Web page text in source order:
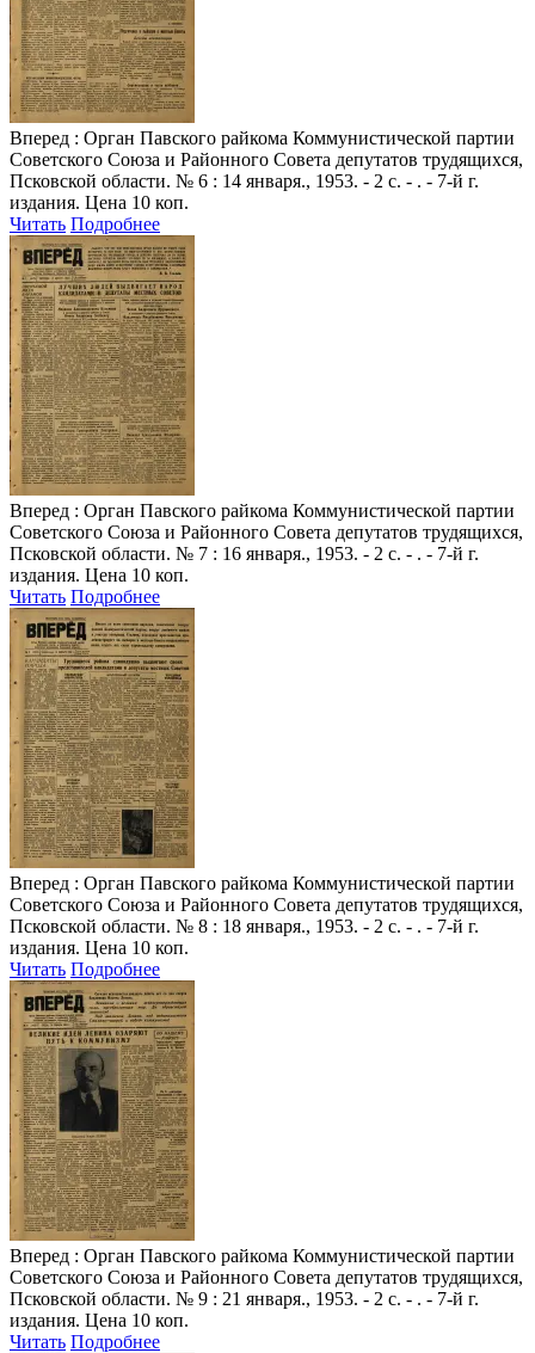
Вперед : Орган Павского райкома Коммунистической партии
Советского Союза и Районного Совета депутатов трудящихся,
Псковской области. № 6 : 14 января., 1953. - 2 с. - . - 7-й г.
издания. Цена 10 коп.
Читать Подробнее
Вперед : Орган Павского райкома Коммунистической партии
Советского Союза и Районного Совета депутатов трудящихся,
Псковской области. № 7 : 16 января., 1953. - 2 с. - . - 7-й г.
издания. Цена 10 коп.
Читать Подробнее
Вперед : Орган Павского райкома Коммунистической партии
Советского Союза и Районного Совета депутатов трудящихся,
Псковской области. № 8 : 18 января., 1953. - 2 с. - . - 7-й г.
издания. Цена 10 коп.
Читать Подробнее
Вперед : Орган Павского райкома Коммунистической партии
Советского Союза и Районного Совета депутатов трудящихся,
Псковской области. № 9 : 21 января., 1953. - 2 с. - . - 7-й г.
издания. Цена 10 коп.
Читать Подробнее